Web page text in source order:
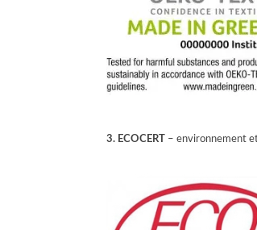
3. ECOCERT – environnement